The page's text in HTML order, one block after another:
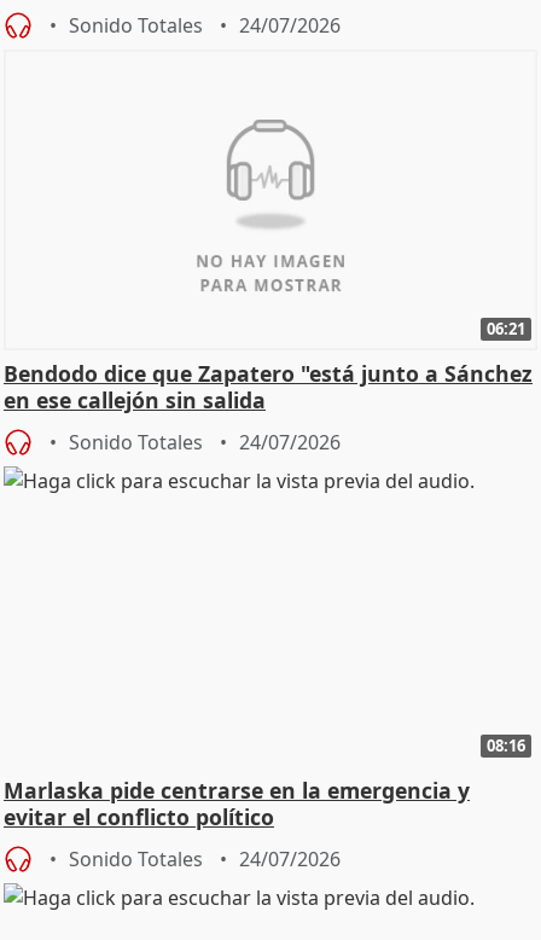
Sonido Totales 24/07/2026
06:21
Bendodo dice que Zapatero "está junto a Sánchez
en ese callejón sin salida
Sonido Totales 24/07/2026
08:16
Marlaska pide centrarse en la emergencia y
evitar el conflicto político
Sonido Totales 24/07/2026